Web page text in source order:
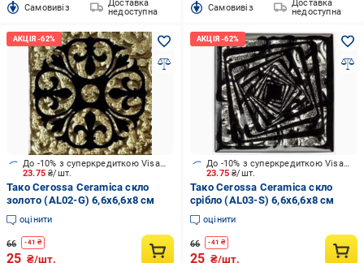
Cамовивіз
Доставка
недоступна
Cамовивіз
Доставка
недоступна
23.75₴/шт.
До -10% з суперкредиткою Visa Вигода
Тако Cerossa Ceramica скло
золото (AL02-G) 6,6x6,6x8 см
оцінити
66 -41 ₴
25 ₴/шт.
23.75₴/шт.
До -10% з суперкредиткою Visa Вигода
Тако Cerossa Ceramica скло
срібло (AL03-S) 6,6x6,6x8 см
оцінити
66 -41 ₴
25 ₴/шт.